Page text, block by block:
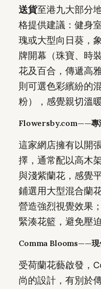
送貨至港九大部分
格提供建議：健身
瑰或大型向日葵，
牌開幕（珠寶、時
花及百合，傳遞高
則可選色彩繽紛的
粉），感覺親切溫暖
Flowersby.com——專
這家網店擁有以開
擇，通常配以高木
與淺紫蘭花，感覺
鋪選用大型混合蘭
營造強烈視覺效果
緊湊花籃，避免壓
Comma Blooms——現
受荷蘭花藝啟發，
尚的設計，有別於